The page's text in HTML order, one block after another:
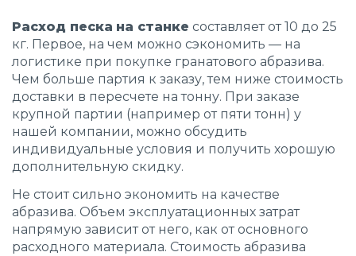
Расход песка на станке составляет от 10 до 25
кг. Первое, на чем можно сэкономить — на
логистике при покупке гранатового абразива.
Чем больше партия к заказу, тем ниже стоимость
доставки в пересчете на тонну. При заказе
крупной партии (например от пяти тонн) у
нашей компании, можно обсудить
индивидуальные условия и получить хорошую
дополнительную скидку.
Не стоит сильно экономить на качестве
абразива. Объем эксплуатационных затрат
напрямую зависит от него, как от основного
расходного материала. Стоимость абразива